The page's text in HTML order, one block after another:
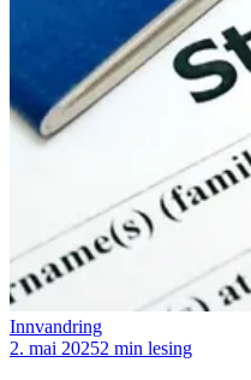
Innvandring
2. mai 20252 min lesing